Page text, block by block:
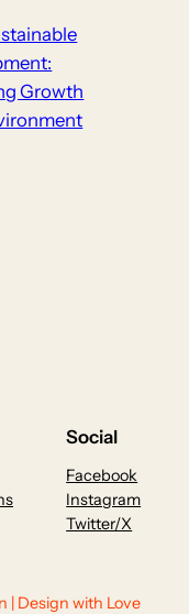
Growth
Social
Facebook
Instagram
Twitter/X
| Design with Love